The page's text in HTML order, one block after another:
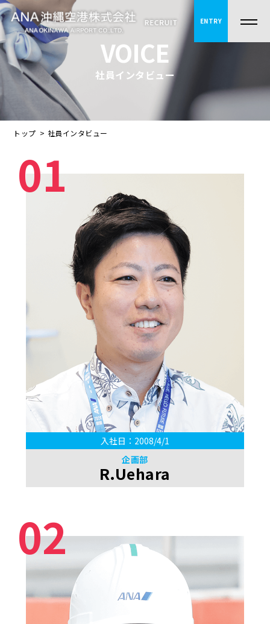
ENTRY
VOICE
社員インタビュー
トップ 社員インタビュー
01
入社日：2008/4/1
企画部
R.Uehara
02